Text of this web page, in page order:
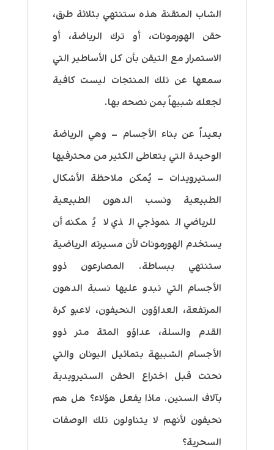
الشاب المتقنة هذه ستنتهي بثلاثة طرق،
حقن الهورمونات، أو ترك الرياضة، أو
الاستمرار مع التيقن بأن كل الأساطير التي
سمعها عن تلك المنتجات ليست كافية
لجعله شبيهاً بمن نصحه بها.
بعيداً عن بناء الأجسام – وهي الرياضة
الوحيدة التي يتعاطى الكثير من محترفيها
الستيرويدات – يُمكن ملاحظة الأشكال
الطبيعية ونسب الدهون الطبيعية
للرياضي النموذجي الذي لا يُمكنه أن
يستخدم الهورمونات لأن مسيرته الرياضية
ستنتهي ببساطة. المصارعون ذوو
الأجسام التي تبدو عليها نسبة الدهون
المرتفعة، العداؤون النحيفون، لاعبو كرة
القدم والسلة، عداؤو المئة متر ذوو
الأجسام الشبيهة بتماثيل اليونان والتي
نحتت قبل اختراع الحقن الستيرويدية
بآلاف السنين. ماذا يفعل هؤلاء؟ هل هم
نحيفون لأنهم لا يتناولون تلك الوصفات
السحرية؟